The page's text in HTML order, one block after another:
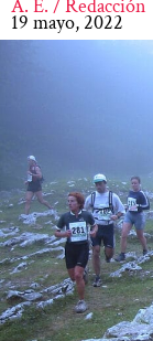
A. E. / Redacción
19 mayo, 2022